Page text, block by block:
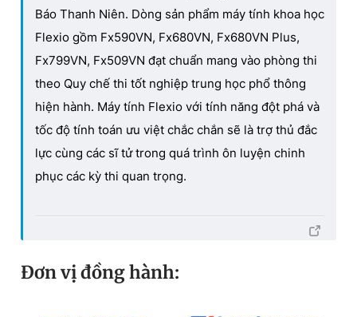
Báo Thanh Niên. Dòng sản phẩm máy tính khoa học
Flexio gồm Fx590VN, Fx680VN, Fx680VN Plus,
Fx799VN, Fx509VN đạt chuẩn mang vào phòng thi
theo Quy chế thi tốt nghiệp trung học phổ thông
hiện hành. Máy tính Flexio với tính năng đột phá và
tốc độ tính toán ưu việt chắc chắn sẽ là trợ thủ đắc
lực cùng các sĩ tử trong quá trình ôn luyện chinh
phục các kỳ thi quan trọng.
Đơn vị đồng hành: